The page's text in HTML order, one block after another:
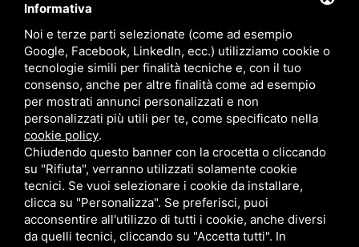
Marchi
Follow Us
Area riservata
CBA dei Lubrificanti Spa - P. IVA 00624811204 - Codice fiscale 03472740376
Informativa
Noi e terze parti selezionate (come ad esempio
Google, Facebook, LinkedIn, ecc.) utilizziamo cookie o
tecnologie simili per finalità tecniche e, con il tuo
consenso, anche per altre finalità come ad esempio
per mostrati annunci personalizzati e non
personalizzati più utili per te, come specificato nella
cookie policy.
Chiudendo questo banner con la crocetta o cliccando
su "Rifiuta", verranno utilizzati solamente cookie
tecnici. Se vuoi selezionare i cookie da installare,
clicca su "Personalizza". Se preferisci, puoi
acconsentire all'utilizzo di tutti i cookie, anche diversi
da quelli tecnici, cliccando su "Accetta tutti". In